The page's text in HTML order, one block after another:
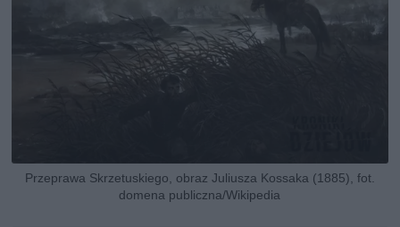
Przeprawa Skrzetuskiego, obraz Juliusza Kossaka (1885), fot.
domena publiczna/Wikipedia